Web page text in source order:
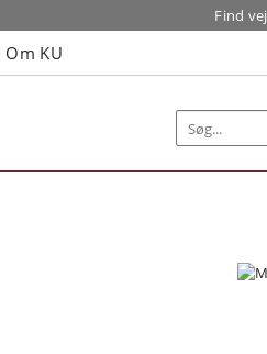
Find vej
Om KU